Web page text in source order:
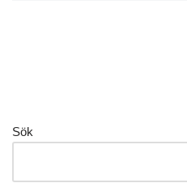
Sök